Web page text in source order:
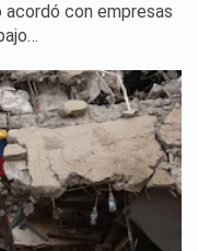
acordó con empresas